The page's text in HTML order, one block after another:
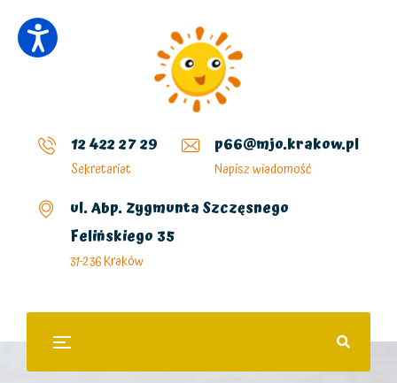
12 422 27 29
Sekretariat
p66@mjo.krakow.pl
Napisz wiadomość
ul. Abp. Zygmunta Szczęsnego
Felińskiego 35
31-236 Kraków